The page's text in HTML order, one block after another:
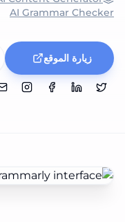
AI Grammar Checker
زيارة الموقع